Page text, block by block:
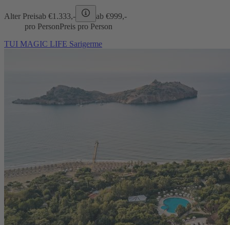
Alter Preisab €1.333,- ab €999,-
pro PersonPreis pro Person
TUI MAGIC LIFE Sarigerme